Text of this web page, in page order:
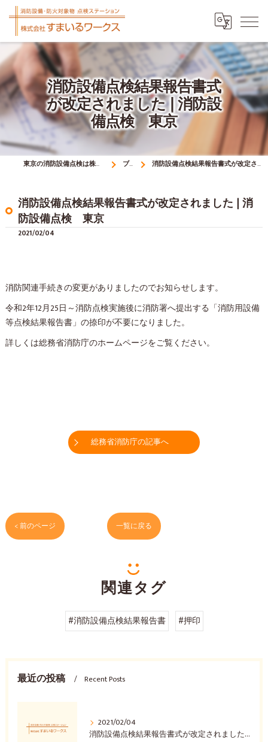
消防設備点検結果報告書式
が改定されました❘消防設
備点検 東京
東京の消防設備点検は株式会社すまいるワークス ブログ 消防設備点検結果報告書式が改定されました❘消防設備点検 東京
消防設備点検結果報告書式が改定されました❘消
防設備点検 東京
2021/02/04
消防関連手続きの変更がありましたのでお知らせします。
令和2年12月25日～消防点検実施後に消防署へ提出する「消防用設備
等点検結果報告書」の捺印が不要になりました。
詳しくは総務省消防庁のホームページをご覧ください。
総務省消防庁の記事へ
< 前のページ 一覧に戻る
関連タグ
#消防設備点検結果報告書 #押印
最近の投稿 Recent Posts
2021/02/04
消防設備点検結果報告書式が改定されました❘消防設備点検 東京